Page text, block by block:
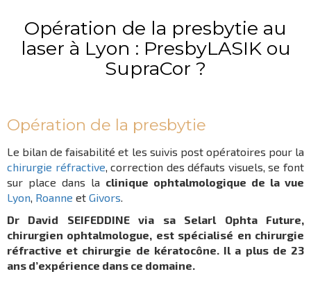
Opération de la presbytie au
laser à Lyon : PresbyLASIK ou
SupraCor ?
Opération de la presbytie
Le bilan de faisabilité et les suivis post opératoires pour la
chirurgie réfractive, correction des défauts visuels, se font
sur place dans la clinique ophtalmologique de la vue
Lyon, Roanne et Givors.
Dr David SEIFEDDINE via sa Selarl Ophta Future,
chirurgien ophtalmologue, est spécialisé en chirurgie
réfractive et chirurgie de kératocône. Il a plus de 23
ans d’expérience dans ce domaine.